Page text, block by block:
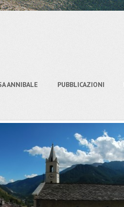
ANNIBALE PUBBLICAZIONI